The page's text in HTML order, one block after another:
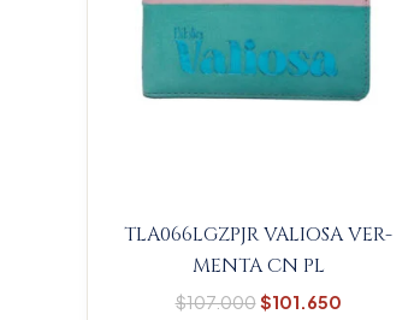
TLA066LGZPJR VALIOSA VER-
MENTA CN PL
$107.000$101.650